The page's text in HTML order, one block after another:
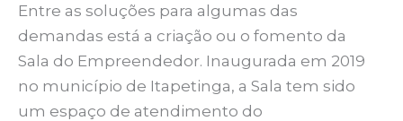
Entre as soluções para algumas das
demandas está a criação ou o fomento da
Sala do Empreendedor. Inaugurada em 2019
no município de Itapetinga, a Sala tem sido
um espaço de atendimento do